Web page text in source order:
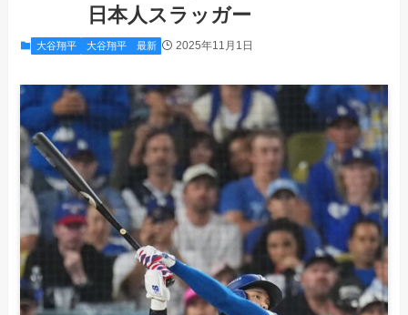
日本人スラッガー
大谷翔平 大谷翔平 最新 2025年11月1日